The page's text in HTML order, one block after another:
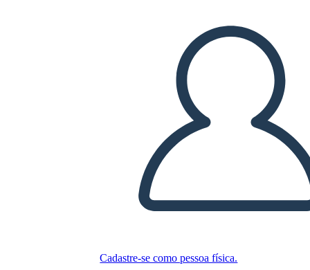
Cadastre-se como pessoa física.
REPRODUZIR APRESENTAÇÃO DE SLIDES
LEIA PRA MIM